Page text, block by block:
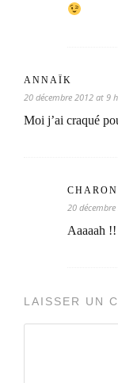
ANNAÏK
20 décembre 2012 at 9
Moi j’ai craqué
20
Aaaaah
LAISSER UN